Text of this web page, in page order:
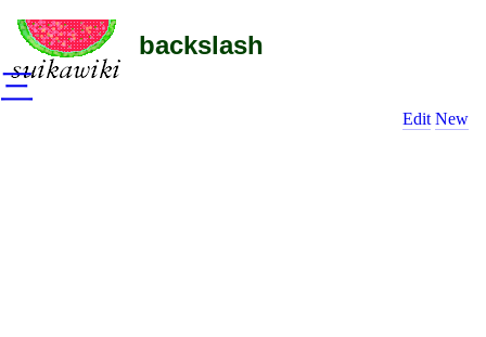
backslash
Edit New
三